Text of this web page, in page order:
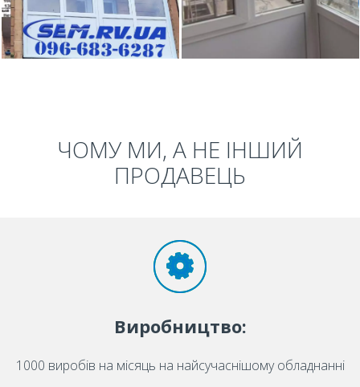
ЧОМУ МИ, А НЕ ІНШИЙ
ПРОДАВЕЦЬ
Виробництво:
1000 виробів на місяць на найсучаснішому обладнанні